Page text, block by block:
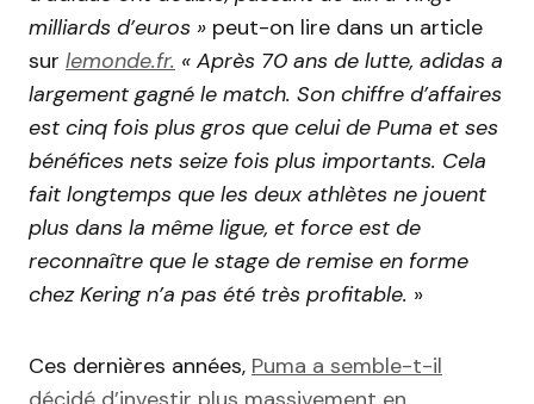
milliards d’euros » peut-on lire dans un article
sur lemonde.fr. « Après 70 ans de lutte, adidas a
largement gagné le match. Son chiffre d’affaires
est cinq fois plus gros que celui de Puma et ses
bénéfices nets seize fois plus importants. Cela
fait longtemps que les deux athlètes ne jouent
plus dans la même ligue, et force est de
reconnaître que le stage de remise en forme
chez Kering n’a pas été très profitable. »
Ces dernières années, Puma a semble-t-il